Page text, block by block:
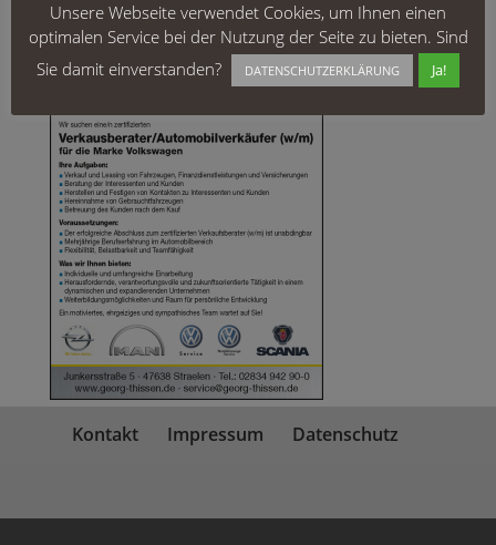
Kontakt Impressum Datenschutz
Unsere Webseite verwendet Cookies, um Ihnen einen
optimalen Service bei der Nutzung der Seite zu bieten. Sind
Sie damit einverstanden?
DATENSCHUTZERKLÄRUNG Ja!